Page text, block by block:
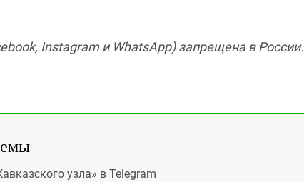
Instagram и WhatsApp) запрещена в России.
узла» в Telegram